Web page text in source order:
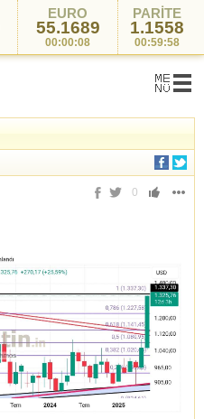
EURO
55.1689
00:00:08
PARİTE
1.1558
00:59:58
0